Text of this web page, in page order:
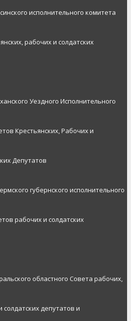
исполнительного комитета
рабочих и солдатских
Уездного Исполнительного
Крестьянских, Рабочих и
Депутатов
губернского исполнительного
рабочих и солдатских
областного Совета рабочих,
солдатских депутатов и